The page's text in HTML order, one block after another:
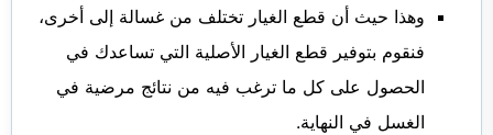
وهذا حيث أن قطع الغيار تختلف من غسالة إلى أخرى،
فنقوم بتوفير قطع الغيار الأصلية التي تساعدك في
الحصول على كل ما ترغب فيه من نتائج مرضية في
الغسل في النهاية.